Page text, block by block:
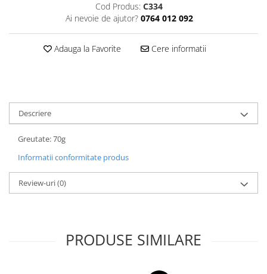
Cod Produs: C334
Ai nevoie de ajutor? 0764 012 092
Adauga la Favorite Cere informatii
Descriere
Greutate: 70g
Informatii conformitate produs
Review-uri(0)
PRODUSE SIMILARE